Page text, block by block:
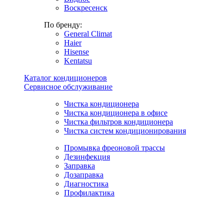
Воскресенск
По бренду:
General Climat
Haier
Hisense
Kentatsu
Каталог кондиционеров
Сервисное обслуживание
Чистка кондиционера
Чистка кондиционера в офисе
Чистка фильтров кондиционера
Чистка систем кондиционирования
Промывка фреоновой трассы
Дезинфекция
Заправка
Дозаправка
Диагностика
Профилактика